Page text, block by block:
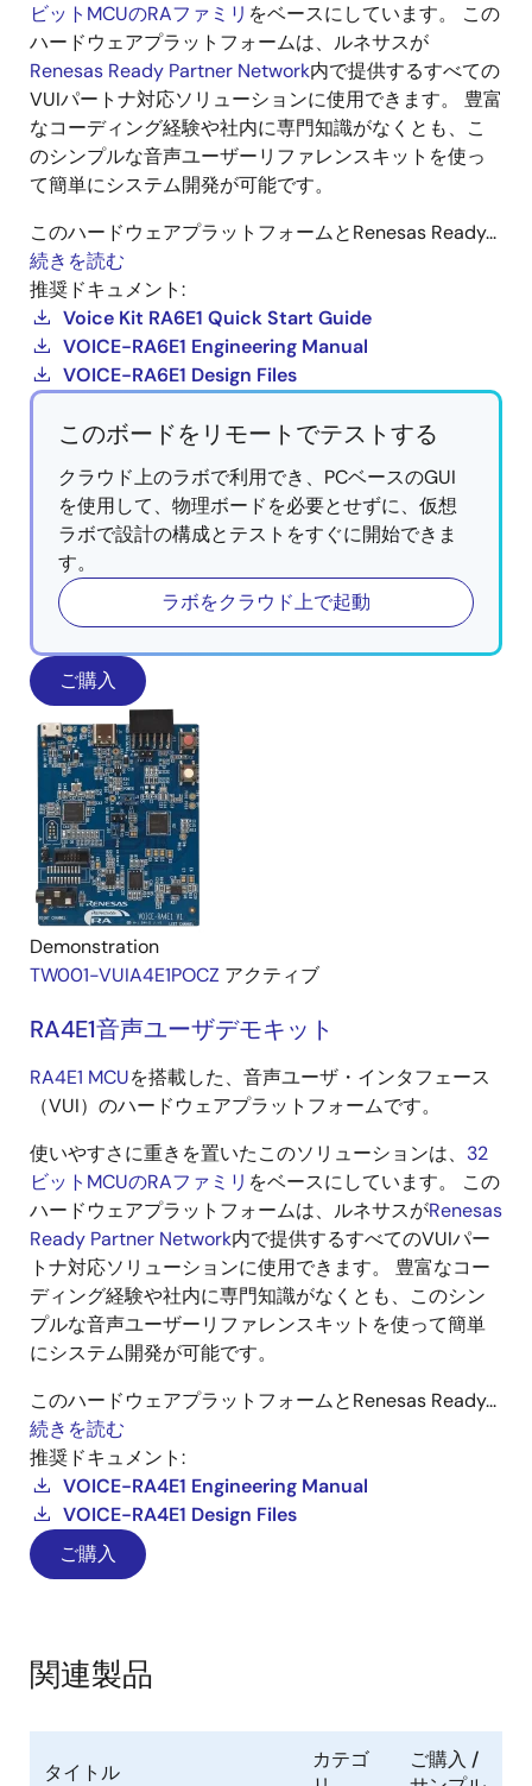
ビットMCUのRAファミリ をベースにしています。 この
ハードウェアプラットフォームは、ルネサスが
Renesas Ready Partner Network内で提供するすべての
VUIパートナ対応ソリューションに使用できます。 豊富
なコーディング経験や社内に専門知識がなくとも、こ
のシンプルな音声ユーザーリファレンスキットを使っ
て簡単にシステム開発が可能です。
このハードウェアプラットフォームとRenesas Ready...
続きを読む
推奨ドキュメント:
Voice Kit RA6E1 Quick Start Guide
VOICE-RA6E1 Engineering Manual
VOICE-RA6E1 Design Files
このボードをリモートでテストする
クラウド上のラボで利用でき、PCベースのGUI
を使用して、物理ボードを必要とせずに、仮想
ラボで設計の構成とテストをすぐに開始できま
す。
ラボをクラウド上で起動
ご購入
Demonstration
TW001-VUIA4E1POCZ アクティブ
RA4E1音声ユーザデモキット
RA4E1 MCUを搭載した、音声ユーザ・インタフェース
（VUI）のハードウェアプラットフォームです。
使いやすさに重きを置いたこのソリューションは、 32
ビットMCUのRAファミリ をベースにしています。 この
ハードウェアプラットフォームは、ルネサスがRenesas
Ready Partner Network内で提供するすべてのVUIパー
トナ対応ソリューションに使用できます。 豊富なコー
ディング経験や社内に専門知識がなくとも、このシン
プルな音声ユーザーリファレンスキットを使って簡単
にシステム開発が可能です。
このハードウェアプラットフォームとRenesas Ready...
続きを読む
推奨ドキュメント:
VOICE-RA4E1 Engineering Manual
VOICE-RA4E1 Design Files
ご購入
関連製品
タイトル
カテゴ
ご購入 /